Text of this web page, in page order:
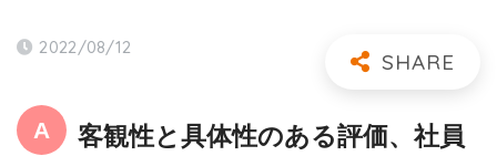
2022/08/12
客観性と具体性のある評価、社員